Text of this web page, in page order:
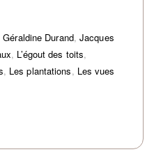
Géraldine Durand,Jacques
, L’égout des toits,
, Les plantations, Les vues